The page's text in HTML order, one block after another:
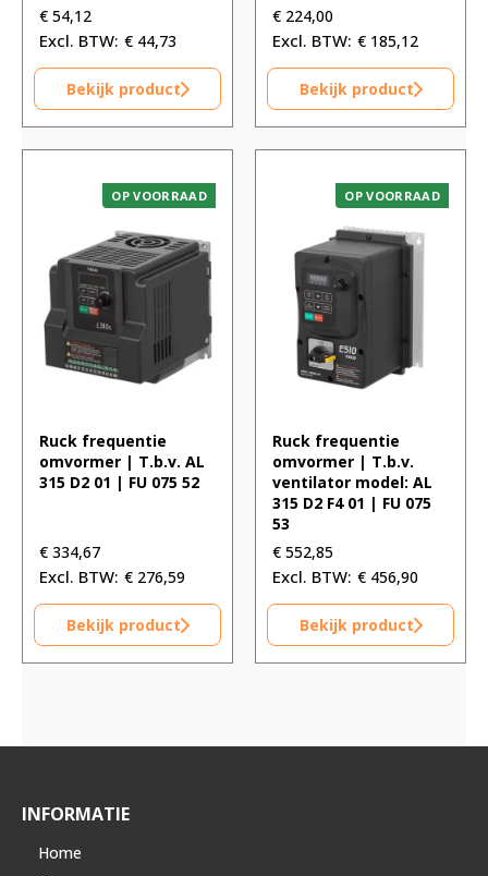
€ 54,12
€ 44,73
Bekijk product
€ 224,00
€ 185,12
Bekijk product
OP VOORRAAD
Ruck frequentie
omvormer | T.b.v. AL
315 D2 01 | FU 075 52
€ 334,67
€ 276,59
Bekijk product
OP VOORRAAD
Ruck frequentie
omvormer | T.b.v.
ventilator model: AL
315 D2 F4 01 | FU 075
53
€ 552,85
€ 456,90
Bekijk product
INFORMATIE
Home